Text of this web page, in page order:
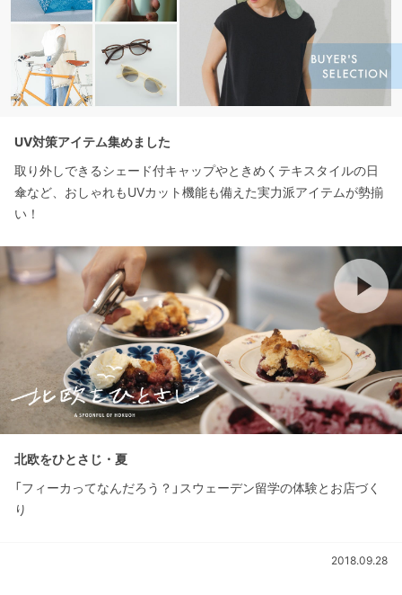
UV対策アイテム集めました
取り外しできるシェード付キャップやときめくテキスタイルの日
傘など、おしゃれもUVカット機能も備えた実力派アイテムが勢揃
い！
北欧をひとさじ・夏
「フィーカってなんだろう？」スウェーデン留学の体験とお店づく
り
2018.09.28